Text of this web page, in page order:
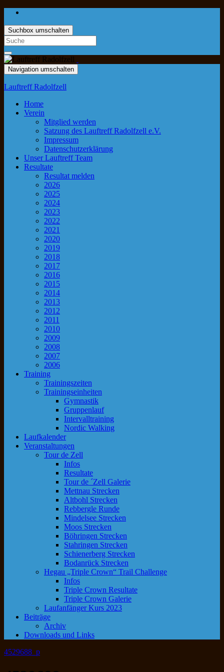
Suchbox umschalten
Navigation umschalten
Lauftreff Radolfzell
Home
Verein
Mitglied werden
Satzung des Lauftreff Radolfzell e.V.
Impressum
Datenschutzerklärung
Unser Lauftreff Team
Resultate
Resultat melden
2026
2025
2024
2023
2022
2021
2020
2019
2018
2017
2016
2015
2014
2013
2012
2011
2010
2009
2008
2007
2006
Training
Trainingszeiten
Trainingseinheiten
Gymnastik
Gruppenlauf
Intervalltraining
Nordic Walking
Laufkalender
Veranstaltungen
Tour de Zell
Infos
Resultate
Tour de ´Zell Galerie
Mettnau Strecken
Altbohl Strecken
Rebbergle Runde
Mindelsee Strecken
Moos Strecken
Böhringen Strecken
Stahringen Strecken
Schienerberg Strecken
Bodanrück Strecken
Hegau „Triple Crown“ Trail Challenge
Infos
Triple Crown Resultate
Triple Crown Galerie
Laufanfänger Kurs 2023
Beiträge
Archiv
Downloads und Links
4529688_p